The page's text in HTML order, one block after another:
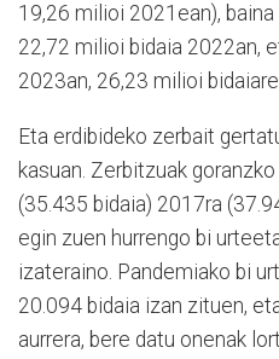
19,26 milioi 2021ean), baina
22,72 milioi bidaia 2022an,
2023an, 26,23 milioi
Eta erdibideko zerbait
kasuan. Zerbitzuak
(35.435 bidaia) 2017ra
egin zuen hurrengo bi
izateraino. Pandemiako bi
20.094 bidaia izan zituen,
aurrera, bere datu onenak